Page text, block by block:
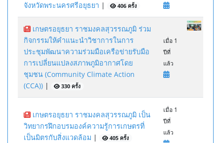
จังหวัดพระนครศรีอยุธยา | 406 ครั้ง
เกษตรอยุธยา ราชมงคลสุวรรณภูมิ ร่วม
กิจกรรมให้คำแนะนำวิชาการในการ
ประชุมพัฒนาความร่วมมือเครือข่ายรับมือ
การเปลี่ยนแปลงสภาพภูมิอากาศโดย
ชุมชน (Community Climate Action
(CCA)) | 330 ครั้ง
เมื่อ 1
ปีที่
แล้ว
เกษตรอยุธยา ราชมงคลสุวรรณภูมิ เป็น
วิทยากรฝึกอบรมองค์ความรู้การเกษตรที่
เป็นมิตรกับสิ่งแวดล้อม | 405 ครั้ง
เมื่อ 1
ปีที่
แล้ว